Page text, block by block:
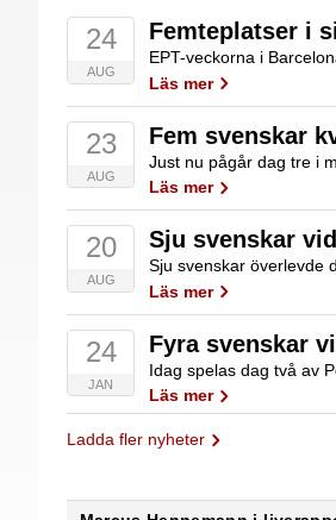
24
AUG
Femteplatser i
Läs mer
23
AUG
Fem svenskar
Läs mer
20
AUG
Sju svenskar
Läs mer
24
JAN
Fyra svenskar
Läs mer
Ladda fler nyheter